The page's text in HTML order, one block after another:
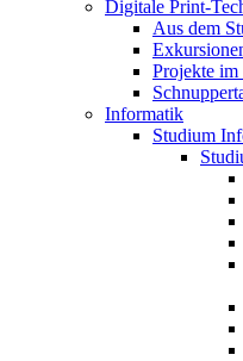
Digitale Print-
Aus dem
Projekte im
Informatik
Studium